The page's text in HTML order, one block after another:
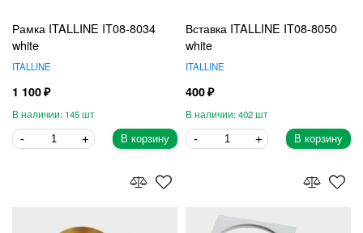
Рамка ITALLINE IT08-8034
white
ITALLINE
1 100
145
В корзину
Вставка ITALLINE IT08-8050
white
ITALLINE
400
402
В корзину